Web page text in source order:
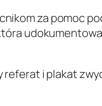
za pomoc
referat i plakat